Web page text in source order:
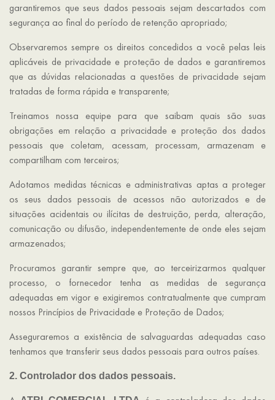
garantiremos que seus dados pessoais sejam descartados com
segurança ao final do período de retenção apropriado;
Observaremos sempre os direitos concedidos a você pelas leis
aplicáveis ​​de privacidade e proteção de dados e garantiremos
que as dúvidas relacionadas a questões de privacidade sejam
tratadas de forma rápida e transparente;
Treinamos nossa equipe para que saibam quais são suas
obrigações em relação a privacidade e proteção dos dados
pessoais que coletam, acessam, processam, armazenam e
compartilham com terceiros;
Adotamos medidas técnicas e administrativas aptas a proteger
os seus dados pessoais de acessos não autorizados e de
situações acidentais ou ilícitas de destruição, perda, alteração,
comunicação ou difusão, independentemente de onde eles sejam
armazenados;
Procuramos garantir sempre que, ao terceirizarmos qualquer
processo, o fornecedor tenha as medidas de segurança
adequadas em vigor e exigiremos contratualmente que cumpram
nossos Princípios de Privacidade e Proteção de Dados;
Asseguraremos a existência de salvaguardas adequadas caso
tenhamos que transferir seus dados pessoais para outros países.
2. Controlador dos dados pessoais.